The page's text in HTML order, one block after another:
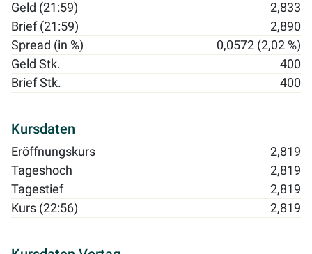
Geld (21:59)
2,833
Brief (21:59)
2,890
Spread (in %)
0,0572 (2,02 %)
Geld Stk.
400
Brief Stk.
400
Kursdaten
Eröffnungskurs
2,819
Tageshoch
2,819
Tagestief
2,819
Kurs (22:56)
2,819